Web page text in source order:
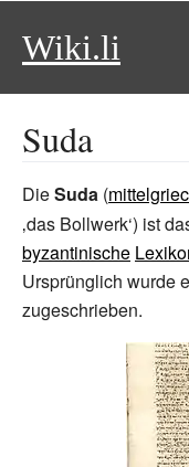
Wiki.li
Suda
DieSuda (
‚das Bollwerk‘) ist
byzantinische
Ursprünglich wurde
zugeschrieben.